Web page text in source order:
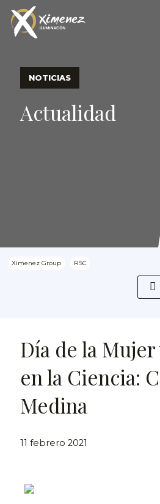
NOTICIAS
Actualidad
Ximenez Group RSC
Día de la Mujer
en la Ciencia:
Medina
11 febrero 2021